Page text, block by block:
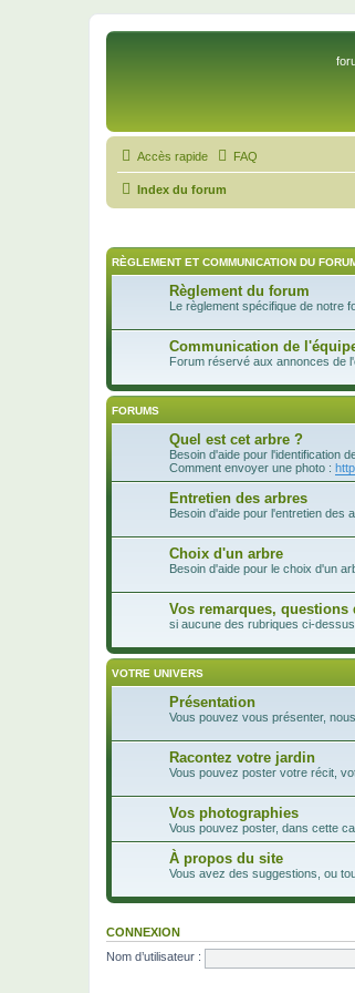
Accès rapide FAQ
Index du forum
RÈGLEMENT ET COMMUNICATION DU
Règlement du forum
Le règlement spécifique de notre
Communication de
Forum réservé aux annonces de
FORUMS
Quel est cet arbre ?
Besoin d'aide pour l'identification
Comment envoyer une photo :
Entretien des arbres
Besoin d'aide pour l'entretien des
Choix d'un arbre
Besoin d'aide pour le choix d'un
Vos remarques, questions
si aucune des rubriques ci-
VOTRE UNIVERS
Présentation
Vous pouvez vous présenter,
Racontez votre jardin
Vous pouvez poster votre récit,
Vos photographies
Vous pouvez poster, dans cette
À propos du site
Vous avez des suggestions, ou
CONNEXION
Nom d’utilisateur :